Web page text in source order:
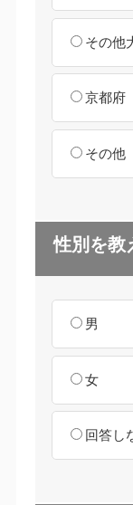
その他
京都府
その他
性別を教
男
女
回答し